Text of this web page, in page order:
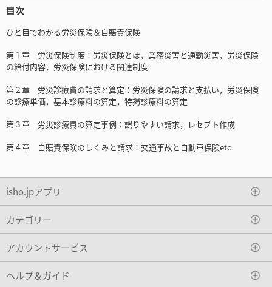
目次
ひと目でわかる労災保険＆自賠責保険
第１章 労災保険制度：労災保険とは，業務災害と通勤災害，労災保険
の給付内容，労災保険における関連制度
第２章 労災診療費の請求と算定：労災保険の請求と支払い，労災保険
の診療単価，基本診療料の算定，特掲診療料の算定
第３章 労災診療費の算定事例：誤りやすい請求，レセプト作成
第４章 自賠責保険のしくみと請求：交通事故と自動車保険etc
isho.jpアプリ
カテゴリー
アカウントサービス
ヘルプ＆ガイド